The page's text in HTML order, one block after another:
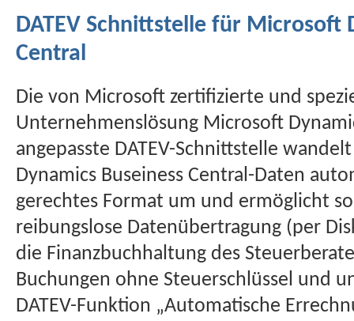
DATEV Schnittstelle für Microsoft
Central
Die von Microsoft zertifizierte und
Unternehmenslösung Microsoft
angepasste DATEV-Schnittstelle
Dynamics Buseiness Central-Daten
gerechtes Format um und ermöglicht
reibungslose Datenübertragung (per
die Finanzbuchhaltung des
Buchungen ohne Steuerschlüssel und
DATEV-Funktion „Automatische